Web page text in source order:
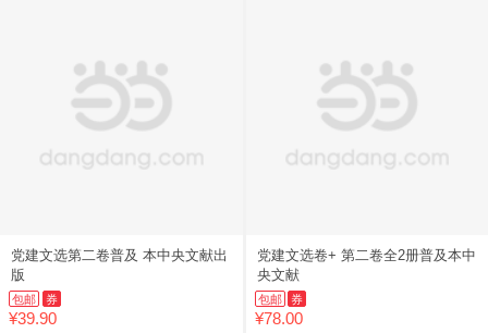
党建文选第二卷普及 本中央文献出
版
包邮 券
¥39.90
党建文选卷+ 第二卷全2册普及本中
央文献
包邮 券
¥78.00